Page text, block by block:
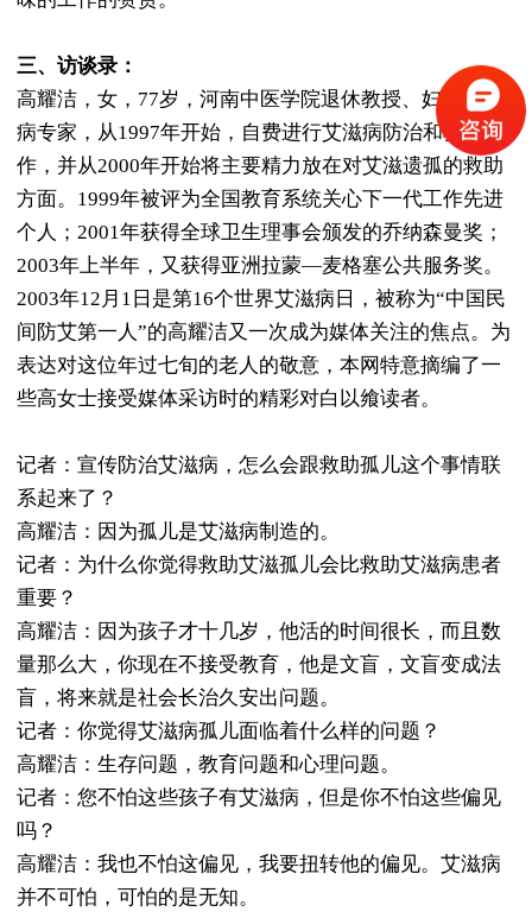
三、访谈录：
高耀洁，女，77岁，河南中医学院退休教授、妇科肿瘤
病专家，从1997年开始，自费进行艾滋病防治和救助工
作，并从2000年开始将主要精力放在对艾滋遗孤的救助
方面。1999年被评为全国教育系统关心下一代工作先进
个人；2001年获得全球卫生理事会颁发的乔纳森曼奖；
2003年上半年，又获得亚洲拉蒙—麦格塞公共服务奖。
2003年12月1日是第16个世界艾滋病日，被称为“中国民
间防艾第一人”的高耀洁又一次成为媒体关注的焦点。为
表达对这位年过七旬的老人的敬意，本网特意摘编了一
些高女士接受媒体采访时的精彩对白以飨读者。
记者：宣传防治艾滋病，怎么会跟救助孤儿这个事情联
系起来了？
高耀洁：因为孤儿是艾滋病制造的。
记者：为什么你觉得救助艾滋孤儿会比救助艾滋病患者
重要？
高耀洁：因为孩子才十几岁，他活的时间很长，而且数
量那么大，你现在不接受教育，他是文盲，文盲变成法
盲，将来就是社会长治久安出问题。
记者：你觉得艾滋病孤儿面临着什么样的问题？
高耀洁：生存问题，教育问题和心理问题。
记者：您不怕这些孩子有艾滋病，但是你不怕这些偏见
吗？
高耀洁：我也不怕这偏见，我要扭转他的偏见。艾滋病
并不可怕，可怕的是无知。